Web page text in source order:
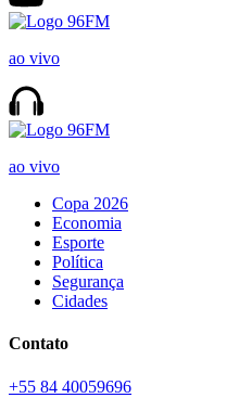
ao vivo
ao vivo
Copa 2026
Economia
Esporte
Política
Segurança
Cidades
Contato
+55 84 40059696